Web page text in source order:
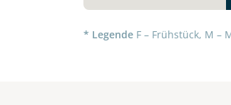
* Legende F – Frühstück, M –